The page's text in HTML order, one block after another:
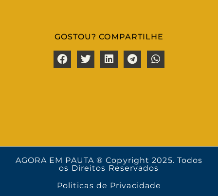
GOSTOU? COMPARTILHE
AGORA EM PAUTA ® Copyright 2025. Todos
os Direitos Reservados
Politicas de Privacidade